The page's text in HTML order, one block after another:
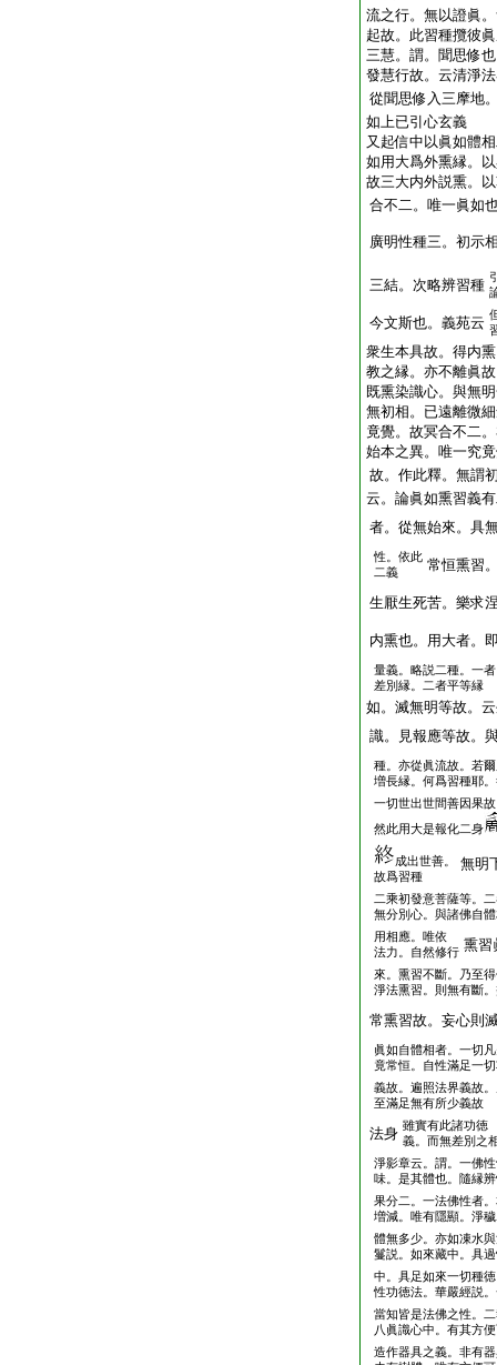
流之行。無以證眞
起故。此習種攬彼
三慧。謂。聞思修
發慧行故。云清淨
從聞思修入三摩地
如上已引心玄義
又起信中以眞如體
如用大爲外熏縁。
故三大内外説熏。
合不二。唯一眞如
廣明性種三。初示
三結。次略辨習種
今文斯也。義苑云
衆生本具故。得内
教之縁。亦不離眞
既熏染識心。與無
無初相。已遠離微
竟覺。故冥合不二
始本之異。唯一究
故。作此釋。無謂
云。論眞如熏習義
者。從無始來。具
性。依此
二義
常恒熏習
生厭生死苦。樂求
内熏也。用大者。
量義。略説二種。一者
差別縁。二者平等縁
如。滅無明等故。
識。見報應等故。
種。亦從眞流故。若
増長縁。何爲習種耶
一切世出世間善因果
然此用大是報化二身
成出世善。
故爲習種
無明
二乘初發意菩薩等。
無分別心。與諸佛自
用相應。唯依
法力。自然修行 熏習
來。熏習不斷。乃至
淨法熏習。則無有斷
常熏習故。妄心則
眞如自體相者。一切
竟常恒。自性滿足一
義故。遍照法界義故
至滿足無有所少義故
法身 雖實有此諸功徳
義。而無差別之
淨影章云。謂。一佛
味。是其體也。隨縁
果分二。一法佛性者
増減。唯有隱顯。淨
體無多少。亦如凍水
鬘説。如來藏中。具
中。具足如來一切種
性功徳法。華嚴經説
當知皆是法佛之性。
八眞識心中。有其方
造作器具之義。非有